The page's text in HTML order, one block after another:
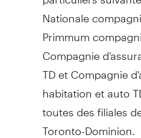
Nationale
Primmum
Compagnie
TD et Compagnie
habitation et auto
toutes des filiales
Toronto-Dominion.